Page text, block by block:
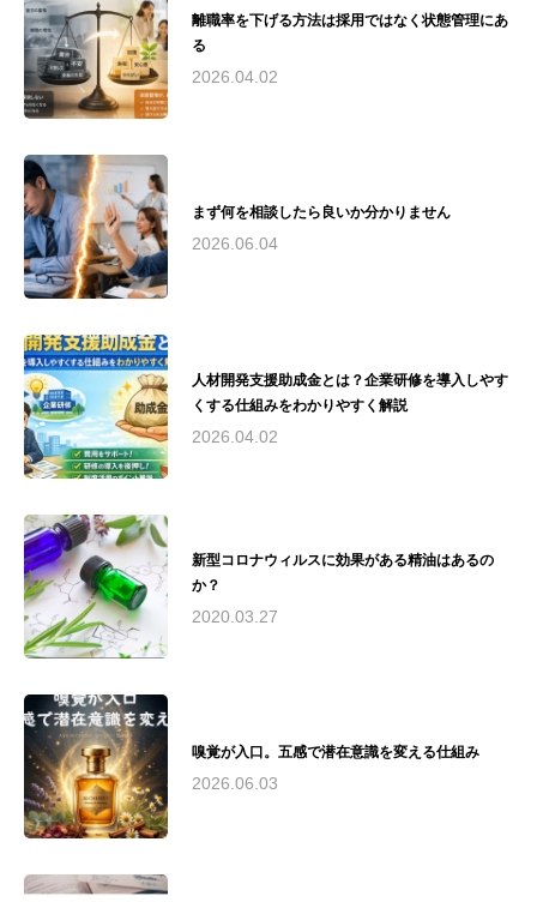
ティックケアリング協会認定リンパドレナージ
ュトレーナー実績： - 2010年（公社）日本アロ
マ環境協会総合資格認定校として承認 - 2016
動： - アヤアルケミックスタジオにて、アロマ
テラピーインストラクター、アロマセラピスト
夏〜予定）理念： "アロマテラピーを通じて、
人々の心と身体の健康と美しさを引き出し、
Quality of Life（生活の質）の向上に貢献する"と
の専門家として、教育、研究、実践の場で幅広
く活躍。その経験と知識を活かし、心と体の健
離職率を下げる方法は採用ではなく状態管理にあ
る
2026.04.02
まず何を相談したら良いか分かりません
2026.06.04
人材開発支援助成金とは？企業研修を導入しやす
くする仕組みをわかりやすく解説
2026.04.02
新型コロナウィルスに効果がある精油はあるの
か？
2020.03.27
嗅覚が入口。五感で潜在意識を変える仕組み
2026.06.03